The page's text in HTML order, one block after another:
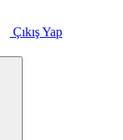
Çıkış Yap